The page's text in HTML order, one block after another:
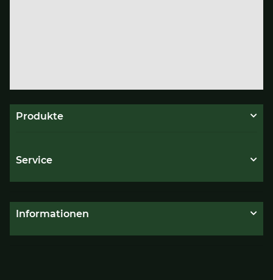
Produkte
Service
Informationen